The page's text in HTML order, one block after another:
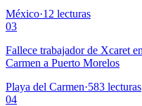
México·12 lecturas
03
Fallece trabajador de Xcaret
Carmen a Puerto Morelos
Playa del Carmen·583 lecturas
04